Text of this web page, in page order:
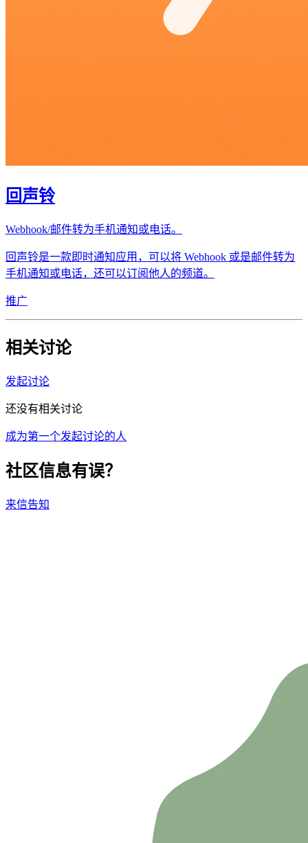
回声铃
Webhook/邮件转为手机通知或电话。
回声铃是一款即时通知应用，可以将 Webhook 或是邮件转为
手机通知或电话，还可以订阅他人的频道。
推广
相关讨论
发起讨论
还没有相关讨论
成为第一个发起讨论的人
社区信息有误？
来信告知